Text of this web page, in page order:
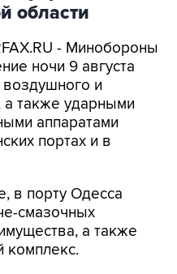
области
- Минобороны
ночи 9 августа
и
а также ударными
аппаратами
портах и в
в порту Одесса
смазочных
а также
комплекс.